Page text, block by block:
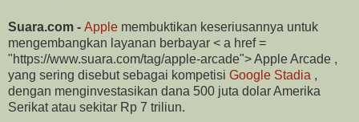
Suara.com - Apple membuktikan keseriusannya untuk
mengembangkan layanan berbayar < a href =
"https://www.suara.com/tag/apple-arcade"> Apple Arcade ,
yang sering disebut sebagai kompetisi Google Stadia ,
dengan menginvestasikan dana 500 juta dolar Amerika
Serikat atau sekitar Rp 7 triliun.